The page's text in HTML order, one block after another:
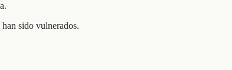
sido vulnerados.